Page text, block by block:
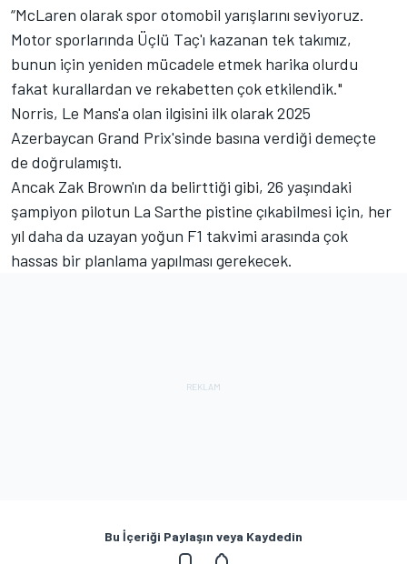
“McLaren olarak spor otomobil yarışlarını seviyoruz.
Motor sporlarında Üçlü Taç'ı kazanan tek takımız,
bunun için yeniden mücadele etmek harika olurdu
fakat kurallardan ve rekabetten çok etkilendik."
Norris, Le Mans'a olan ilgisini ilk olarak 2025
Azerbaycan Grand Prix'sinde basına verdiği demeçte
de doğrulamıştı.
Ancak Zak Brown'ın da belirttiği gibi, 26 yaşındaki
şampiyon pilotun La Sarthe pistine çıkabilmesi için, her
yıl daha da uzayan yoğun F1 takvimi arasında çok
hassas bir planlama yapılması gerekecek.
Bu İçeriği Paylaşın veya Kaydedin